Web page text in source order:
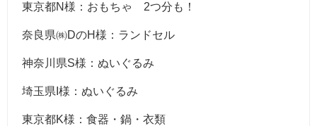
東京都N様：おもちゃ 2つ分も！
奈良県㈱DのH様：ランドセル
神奈川県S様：ぬいぐるみ
埼玉県I様：ぬいぐるみ
東京都K様：食器・鍋・衣類